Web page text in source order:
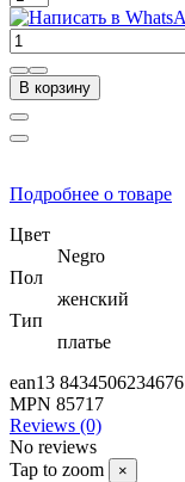
В корзину
Подробнее о товаре
Цвет
Negro
Пол
женский
Тип
платье
ean13 8434506234676
MPN 85717
Reviews (0)
No reviews
Tap to zoom
×